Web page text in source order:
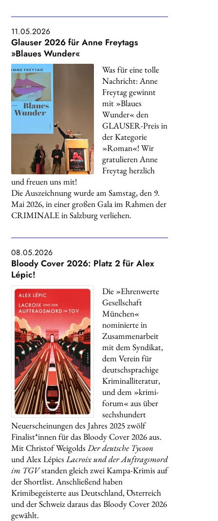
11.05.2026
Glauser 2026 für Anne Freytags
»Blaues Wunder«
Was für eine tolle
Nachricht: Anne
Freytag gewinnt
mit »Blaues
Wunder« den
GLAUSER-Preis in
der Kategorie
»Roman«! Wir
gratulieren Anne
Freytag herzlich
und freuen uns mit!
Die Auszeichnung wurde am Samstag, den 9.
Mai 2026, in einer großen Gala im Rahmen der
CRIMINALE in Salzburg verliehen.
08.05.2026
Bloody Cover 2026: Platz 2 für Alex
Lépic!
Die »Ehrenwerte
Gesellschaft
München«
nominierte in
Zusammenarbeit
mit dem Syndikat,
dem Verein für
deutschsprachige
Kriminalliteratur,
und dem »krimi-
forum« aus über
sechshundert
Neuerscheinungen des Jahres 2025 zwölf
Finalist*innen für das Bloody Cover 2026 aus.
Mit Christof Weigolds Der deutsche Tycoon
und Alex Lépics Lacroix und der Auftragsmord
im TGVstanden gleich zwei Kampa-Krimis auf
der Shortlist. Anschließend haben
Krimibegeisterte aus Deutschland, Österreich
und der Schweiz daraus das Bloody Cover 2026
gewählt.